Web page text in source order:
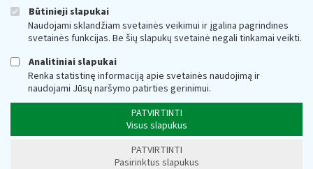
Būtinieji slapukai
Naudojami sklandžiam svetainės veikimui ir įgalina pagrindines
svetainės funkcijas. Be šių slapukų svetainė negali tinkamai veikti.
Analitiniai slapukai
Renka statistinę informaciją apie svetainės naudojimą ir
naudojami Jūsų naršymo patirties gerinimui.
PATVIRTINTI
Visus slapukus
PATVIRTINTI
Pasirinktus slapukus